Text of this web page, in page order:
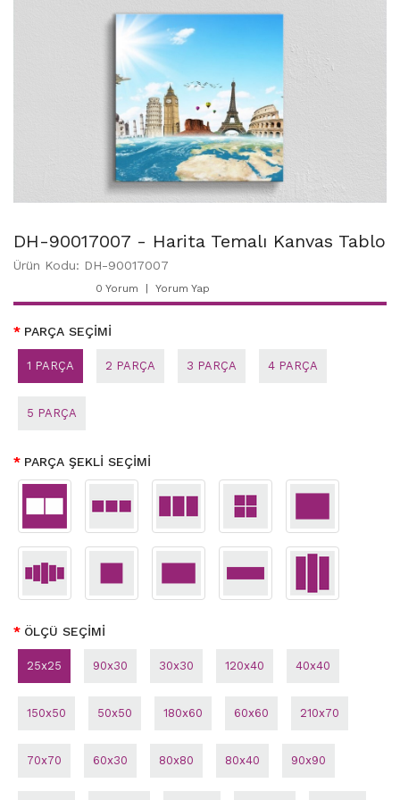
DH-90017007 - Harita Temalı Kanvas Tablo
Ürün Kodu: DH-90017007
0 Yorum Yorum Yap
PARÇA SEÇİMİ
1 PARÇA 2 PARÇA 3 PARÇA 4 PARÇA
5 PARÇA
PARÇA ŞEKLİ SEÇİMİ
ÖLÇÜ SEÇİMİ
25x25 90x30 30x30 120x40 40x40
150x50 50x50 180x60 60x60 210x70
70x70 60x30 80x80 80x40 90x90